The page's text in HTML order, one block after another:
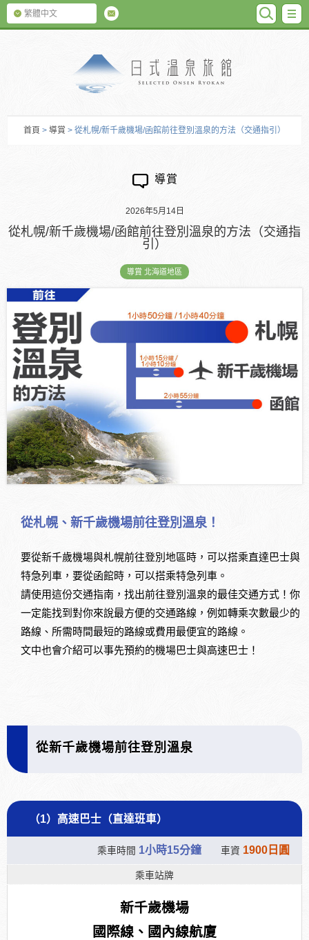
繁體中文
首頁 > 導賞 > 從札幌/新千歲機場/函館前往登別溫泉的方法（交通指引）
導賞
2026年5月14日
從札幌/新千歲機場/函館前往登別溫泉的方法（交通指
引）
導賞 北海道地區
從札幌、新千歲機場前往登別溫泉！
要從新千歲機場與札幌前往登別地區時，可以搭乘直達巴士與
特急列車，要從函館時，可以搭乘特急列車。
請使用這份交通指南，找出前往登別溫泉的最佳交通方式！你
一定能找到對你來說最方便的交通路線，例如轉乘次數最少的
路線、所需時間最短的路線或費用最便宜的路線。
文中也會介紹可以事先預約的機場巴士與高速巴士！
從新千歲機場前往登別溫泉
（1）高速巴士（直達班車）
乘車時間 1小時15分鐘 車資 1900日圓
乘車站牌
新千歲機場
國際線、國內線航廈